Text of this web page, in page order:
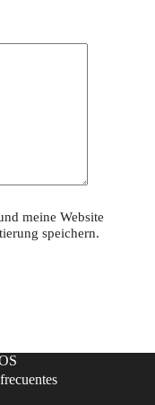
meine Website
speichern.